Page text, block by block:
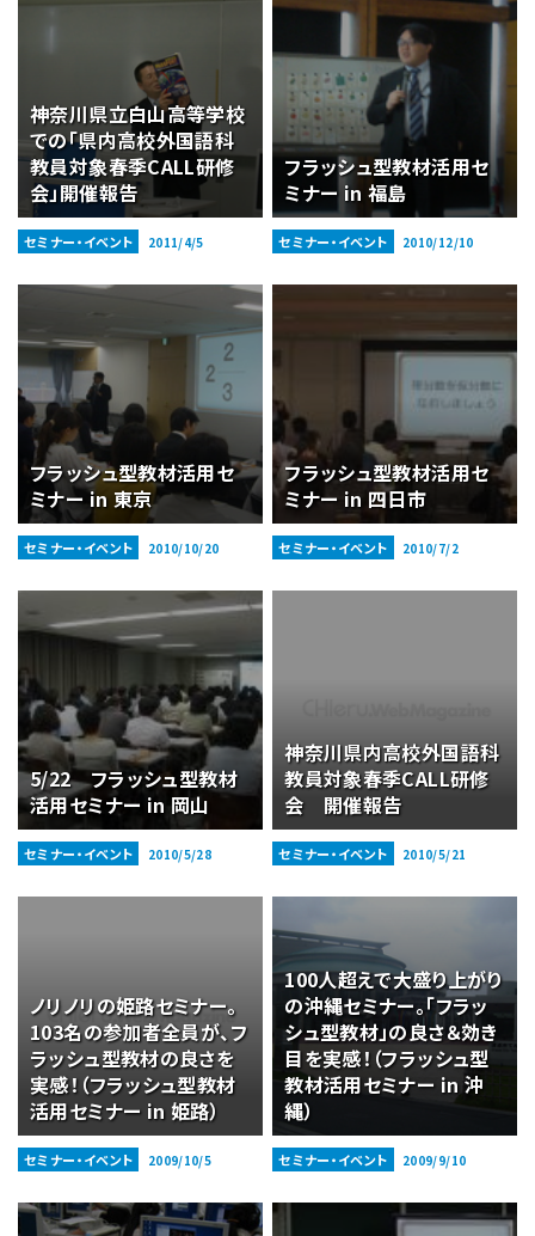
神奈川県立白山高等学校
での「県内高校外国語科
教員対象春季CALL研修
会」開催報告
セミナー・イベント 2011/4/5
フラッシュ型教材活用セ
ミナー in 福島
セミナー・イベント 2010/12/10
フラッシュ型教材活用セ
ミナー in 東京
セミナー・イベント 2010/10/20
フラッシュ型教材活用セ
ミナー in 四日市
セミナー・イベント 2010/7/2
5/22 フラッシュ型教材
活用セミナー in 岡山
セミナー・イベント 2010/5/28
神奈川県内高校外国語科
教員対象春季CALL研修
会 開催報告
セミナー・イベント 2010/5/21
ノリノリの姫路セミナー。
103名の参加者全員が、フ
ラッシュ型教材の良さを
実感！（フラッシュ型教材
活用セミナー in 姫路）
セミナー・イベント 2009/10/5
100人超えで大盛り上がり
の沖縄セミナー。「フラッ
シュ型教材」の良さ＆効き
目を実感！（フラッシュ型
教材活用セミナー in 沖
縄）
セミナー・イベント 2009/9/10